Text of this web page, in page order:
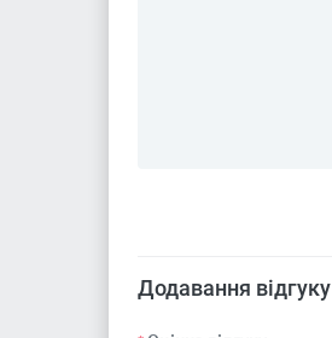
Додавання відгуку